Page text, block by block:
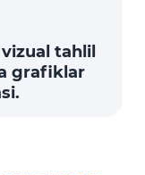
tahlil
grafiklar